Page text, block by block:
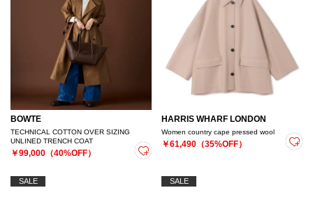
BOWTE
TECHNICAL COTTON OVER SIZING
UNLINED TRENCH COAT
￥99,000（40%OFF）
HARRIS WHARF LONDON
Women country cape pressed wool
￥61,490（35%OFF）
SALE SALE